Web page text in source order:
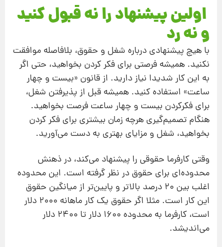
اولین پیشنهاد را نه قبول کنید
و نه رد
با هیچ پیشنهادی درباره شغل و حقوق، بلافاصله موافقت
نکنید. همیشه فرصتی برای فکر کردن بخواهید، حتی اگر
به این کار شدیدا نیاز دارید. از قانون «بیست و چهار
ساعت» استفاده کنید. همیشه قبل از پذیرفتن شغل،
برای فکرکردن بیست و چهار ساعت فرصت بخواهید.
هنگام تصمیم‌گیری هرچه زمان بیشتری برای فکر کردن
بخواهید، شغل و مزایای بهتری به دست می‌آورید.
وقتی کارفرما حقوقی را پیشنهاد می‌کند، در ذهنش
محدوده‌ای برای حقوق در نظر گرفته است. این محدوده
اغلب بین 20 درصد بالاتر و پایین‌تر از میانگین حقوق
این کار است. مثلا اگر حقوق یک کار ماهانه 2000 دلار
است، کارفرما به محدوده 1600 دلار تا 2400 دلار
می‌اندیشد.